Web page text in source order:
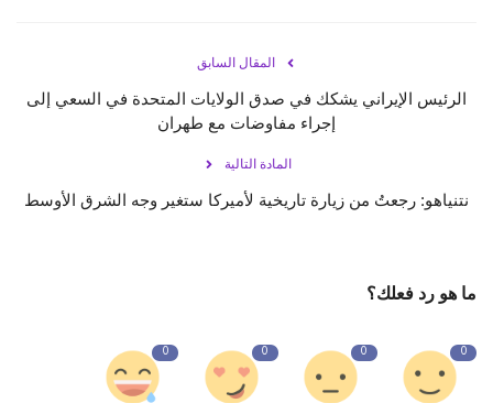
المقال السابق
الرئيس الإيراني يشكك في صدق الولايات المتحدة في السعي إلى
إجراء مفاوضات مع طهران
المادة التالية
نتنياهو: رجعتُ من زيارة تاريخية لأميركا ستغير وجه الشرق الأوسط
ما هو رد فعلك؟
0
0
0
0